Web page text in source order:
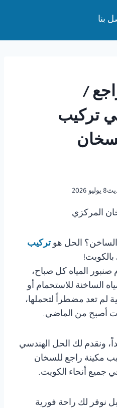
بنا
/
/ فني تركيب
8 يوليو 2026
الساخن؟ الحل هوتركيب
صنبور المياه كل صباح،
الساخنة للاستحمام أو
لم تعد مضطراً لتحملها،
أصبح من الماضي.
ونقدم لك الحل الهندسي
مكينة راجع للسخان
جميع أنحاء الكويت.
نوفر لك راحة فورية